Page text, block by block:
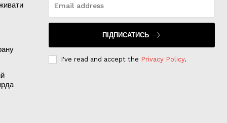
ПІДПИСАТИСЬ
I've read and accept the Privacy Policy.